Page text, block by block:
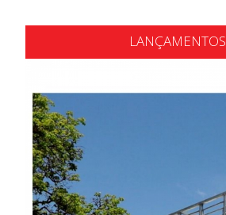
LANÇAMENTOS